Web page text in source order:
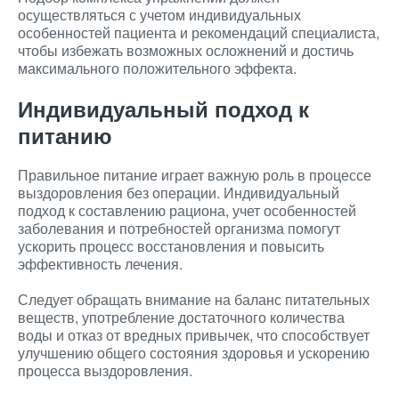
осуществляться с учетом индивидуальных
особенностей пациента и рекомендаций специалиста,
чтобы избежать возможных осложнений и достичь
максимального положительного эффекта.
Индивидуальный подход к
питанию
Правильное питание играет важную роль в процессе
выздоровления без операции. Индивидуальный
подход к составлению рациона, учет особенностей
заболевания и потребностей организма помогут
ускорить процесс восстановления и повысить
эффективность лечения.
Следует обращать внимание на баланс питательных
веществ, употребление достаточного количества
воды и отказ от вредных привычек, что способствует
улучшению общего состояния здоровья и ускорению
процесса выздоровления.